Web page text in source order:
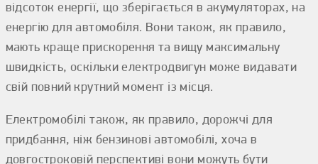
відсоток енергії, що зберігається в акумуляторах, на
енергію для автомобіля. Вони також, як правило,
мають краще прискорення та вищу максимальну
швидкість, оскільки електродвигун може видавати
свій повний крутний момент із місця.
Електромобілі також, як правило, дорожчі для
придбання, ніж бензинові автомобілі, хоча в
довгостроковій перспективі вони можуть бути